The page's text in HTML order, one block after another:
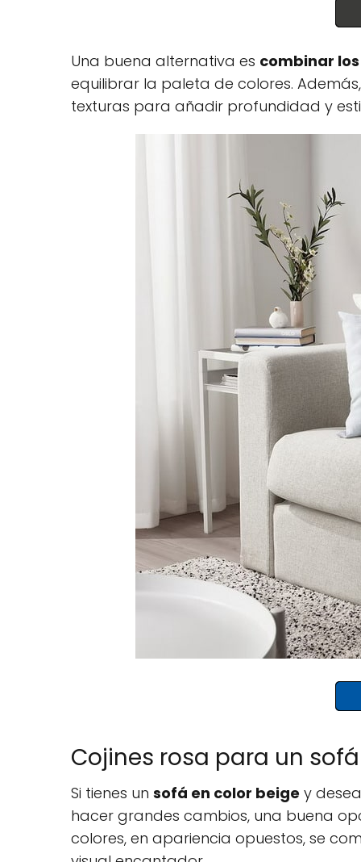
Una buena alternativa es combinar
equilibrar la paleta de colores.
texturas para añadir profundidad y
Cojines rosa para un
Si tienes un sofá en color beige y
hacer grandes cambios, una buena
colores, en apariencia opuestos, se